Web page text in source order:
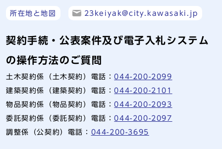
所在地と地図 23keiyak@city.kawasaki.jp
契約手続・公表案件及び電子入札システム
の操作方法のご質問
土木契約係（土木契約）電話：044-200-2099
建築契約係（建築契約）電話：044-200-2101
物品契約係（物品契約）電話：044-200-2093
委託契約係（委託契約）電話：044-200-2097
調整係（公契約）電話： 044-200-3695